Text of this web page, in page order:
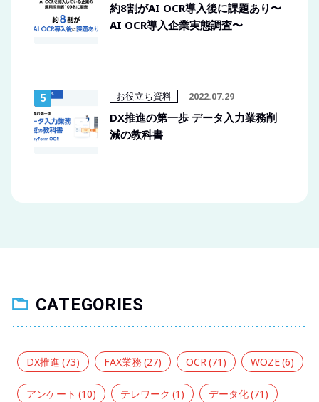
約8割がAI OCR導入後に課題あり〜
AI OCR導入企業実態調査〜
お役立ち資料 2022.07.29
DX推進の第一歩 データ入力業務削
減の教科書
CATEGORIES
DX推進 (73) FAX業務 (27) OCR(71) WOZE(6)
アンケート (10) テレワーク (1) データ化(71)